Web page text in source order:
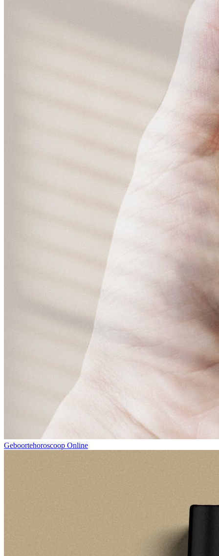
Geboortehoroscoop Online